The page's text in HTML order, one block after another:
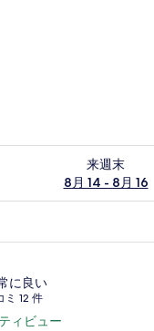
来週末
8月 14 - 8月 16
末 8月 14 - 8月 16 の
8.6
に良い
ミ 12 件
ィビュー